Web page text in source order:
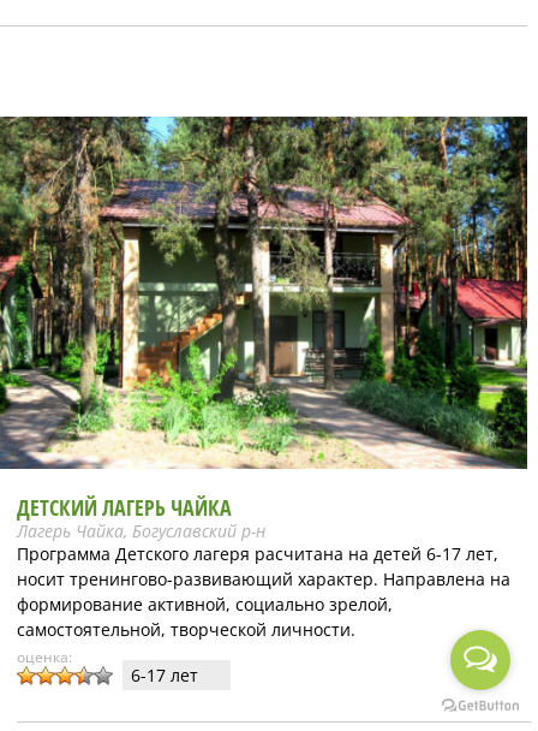
ДЕТСКИЙ ЛАГЕРЬ ЧАЙКА
Лагерь Чайка, Богуславский р-н
Программа Детского лагеря расчитана на детей 6-17 лет,
носит тренингово-развивающий характер. Направлена на
формирование активной, социально зрелой,
самостоятельной, творческой личности.
оценка:
6-17 лет